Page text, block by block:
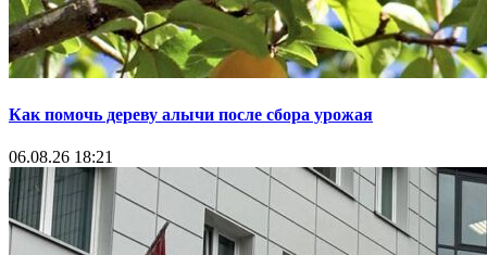
Как помочь дереву алычи после сбора урожая
06.08.26 18:21